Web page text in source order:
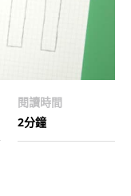
閱讀時間
2分鐘